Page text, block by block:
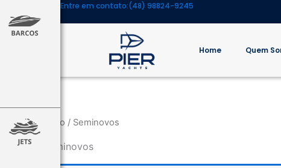
para
Entre em contato:(48) 98824-9245
Home Quem
Início / Seminovos
Seminovos